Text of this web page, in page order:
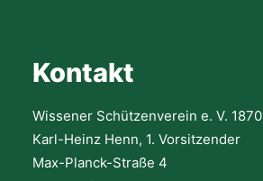
Kontakt
Wissener Schützenverein e. V. 1870
Karl-Heinz Henn, 1. Vorsitzender
Max-Planck-Straße 4